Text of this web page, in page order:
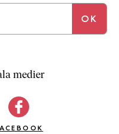
medier